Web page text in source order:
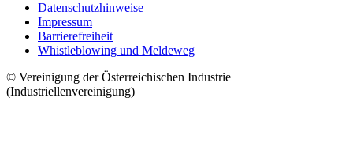
Datenschutzhinweise
Impressum
Barrierefreiheit
Whistleblowing und Meldeweg
© Vereinigung der Österreichischen Industrie
(Industriellenvereinigung)